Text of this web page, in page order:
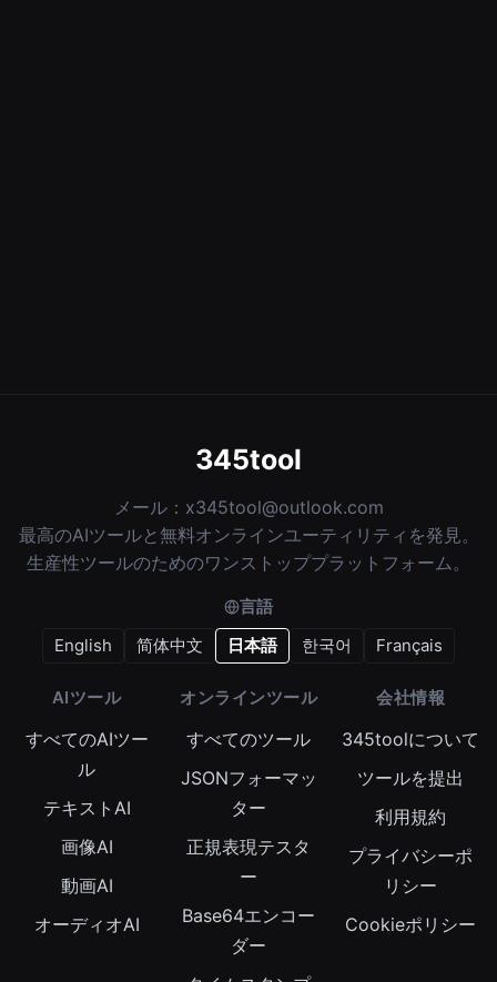
345tool
メール： x345tool@outlook.com
最高のAIツールと無料オンラインユーティリティを発見。
生産性ツールのためのワンストッププラットフォーム。
言語
English
简体中文 日本語 한국어 Français
AIツール
すべてのAIツー
ル
テキストAI
画像AI
動画AI
オーディオAI
オンラインツール
すべてのツール
JSONフォーマッ
ター
正規表現テスタ
ー
Base64エンコー
ダー
会社情報
345toolについて
ツールを提出
利用規約
プライバシーポ
リシー
Cookieポリシー